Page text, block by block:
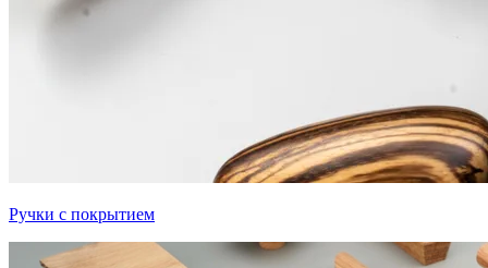
Ручки с покрытием